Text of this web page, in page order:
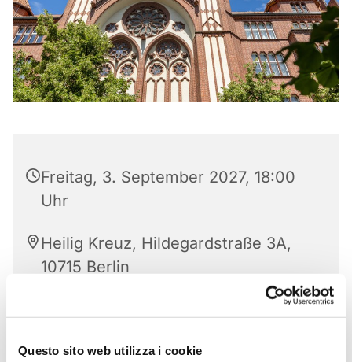
Questo sito web utilizza i cookie
Freitag, 3. September 2027, 18:00
Uhr
Heilig Kreuz, Hildegardstraße 3A,
10715 Berlin